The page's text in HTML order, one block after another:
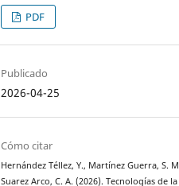
PDF
Publicado
2026-04-25
Cómo citar
Hernández Téllez, Y., Martínez Guerra, S.
Suarez Arco, C. A. (2026). Tecnologías de la